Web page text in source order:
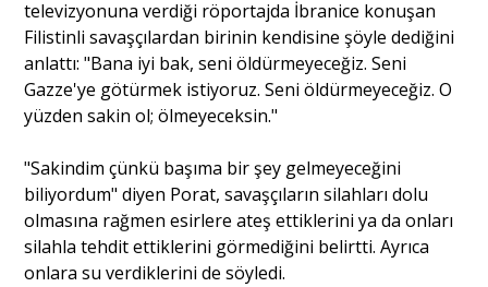
televizyonuna verdiği röportajda İbranice konuşan
Filistinli savaşçılardan birinin kendisine şöyle dediğini
anlattı: "Bana iyi bak, seni öldürmeyeceğiz. Seni
Gazze'ye götürmek istiyoruz. Seni öldürmeyeceğiz. O
yüzden sakin ol; ölmeyeceksin."
"Sakindim çünkü başıma bir şey gelmeyeceğini
biliyordum" diyen Porat, savaşçıların silahları dolu
olmasına rağmen esirlere ateş ettiklerini ya da onları
silahla tehdit ettiklerini görmediğini belirtti. Ayrıca
onlara su verdiklerini de söyledi.